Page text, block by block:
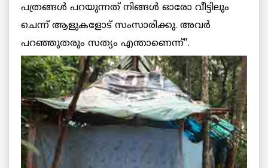
പത്രങ്ങള്‍ പറയുന്നത് നിങ്ങള്‍ ഓരോ വീട്ടിലും
ചെന്ന് ആളുകളോട് സംസാരിക്കു. അവര്‍
പറഞ്ഞുതരും സത്യം എന്താണെന്ന്”.